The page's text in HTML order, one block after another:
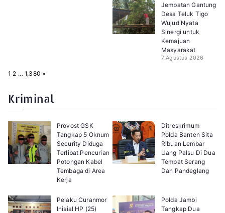
Jembatan Gantung
Desa Teluk Tigo
Wujud Nyata
Sinergi untuk
Kemajuan
Masyarakat
7 Agustus 2026
P
:
1 2 … 1,380 N
»
Kriminal
Provost GSK
Tangkap 5 Oknum
Security Diduga
Terlibat Pencurian
Potongan Kabel
Tembaga di Area
Kerja
Ditreskrimum
Polda Banten Sita
Ribuan Lembar
Uang Palsu Di Dua
Tempat Serang
Dan Pandeglang
Pelaku Curanmor
Inisial HP (25)
Polda Jambi
Tangkap Dua